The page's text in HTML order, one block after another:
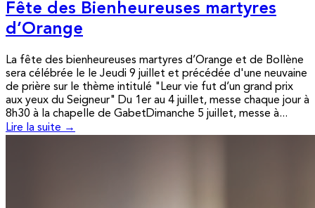
Fête des Bienheureuses martyres
d’Orange
La fête des bienheureuses martyres d’Orange et de Bollène
sera célébrée le le Jeudi 9 juillet et précédée d'une neuvaine
de prière sur le thème intitulé "Leur vie fut d’un grand prix
aux yeux du Seigneur" Du 1er au 4 juillet, messe chaque jour à
8h30 à la chapelle de GabetDimanche 5 juillet, messe à...
Lire la suite →